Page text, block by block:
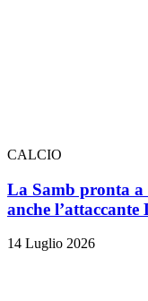
CALCIO
La Samb pronta a
anche
14 Luglio 2026